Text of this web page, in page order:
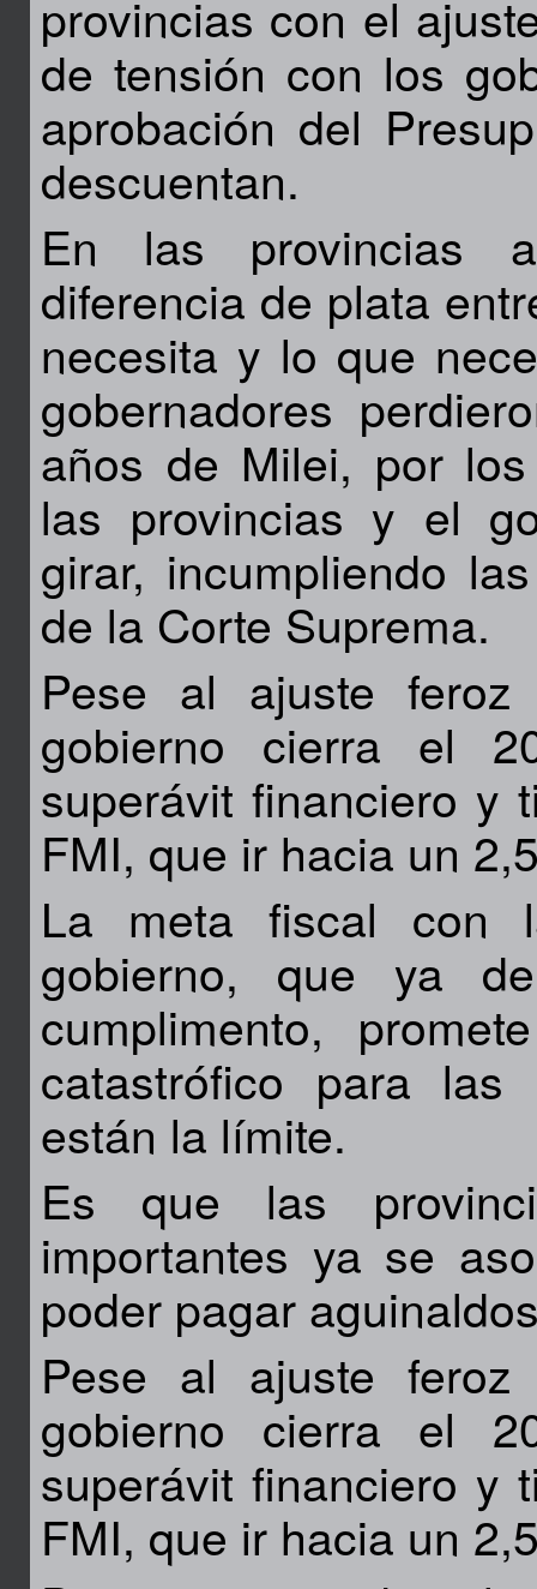
provincias con el
de tensión con los
aprobación del
descuentan.
En las provincias
diferencia de plata
necesita y lo que
gobernadores
años de Milei, por
las provincias y el
girar, incumpliendo
de la Corte Suprema.
Pese al ajuste
gobierno cierra el
superávit financiero y
FMI, que ir hacia un
La meta fiscal con
gobierno, que ya
cumplimento,
catastrófico para
están la límite.
Es que las
importantes ya se
poder pagar
Pese al ajuste
gobierno cierra el
superávit financiero y
FMI, que ir hacia un